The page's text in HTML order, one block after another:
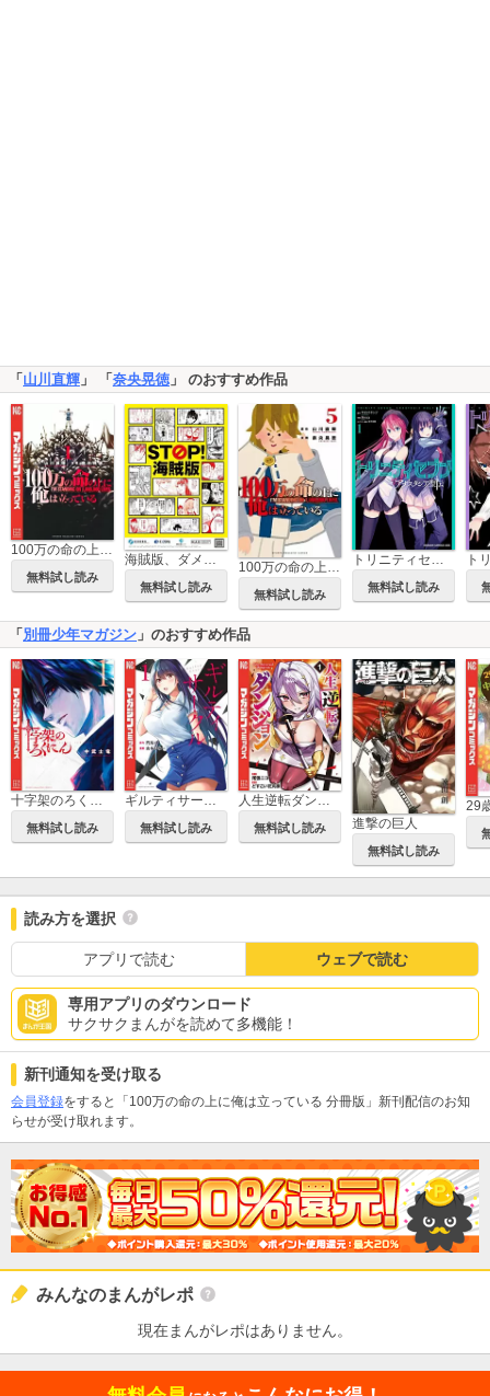
「 山川直輝 」 「 奈央晃徳 」 のおすすめ作品
100万の命の上に俺は立っている
無料試し読み
海賊版、ダメ、絶対。～「STOP！ 海賊版」漫画描きおろし16作品集～
無料試し読み
100万の命の上に俺は立っている（5） ワケあり無料版
無料試し読み
トリニティセブン アナスタシア聖伝
無料試し読み
「 別冊少年マガジン 」のおすすめ作品
十字架のろくにん
無料試し読み
ギルティサークル
無料試し読み
人生逆転ダンジョン
無料試し読み 進撃の巨人
無料試し読み
読み方を選択
アプリで読む ウェブで読む
専用アプリのダウンロード
サクサクまんがを読めて多機能！
新刊通知を受け取る
会員登録をすると「100万の命の上に俺は立っている 分冊版」新刊配信のお知
らせが受け取れます。
みんなのまんがレポ
現在まんがレポはありません。